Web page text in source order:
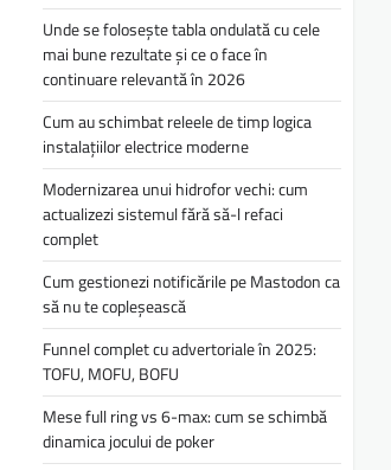
Unde se folosește tabla ondulată cu cele
mai bune rezultate și ce o face în
continuare relevantă în 2026
Cum au schimbat releele de timp logica
instalațiilor electrice moderne
Modernizarea unui hidrofor vechi: cum
actualizezi sistemul fără să-l refaci
complet
Cum gestionezi notificările pe Mastodon ca
să nu te copleșească
Funnel complet cu advertoriale în 2025:
TOFU, MOFU, BOFU
Mese full ring vs 6-max: cum se schimbă
dinamica jocului de poker